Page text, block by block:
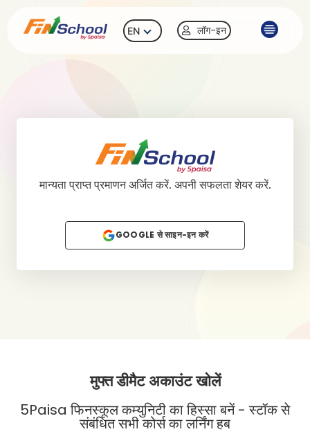
EN लॉग-इन
मान्यता प्राप्त प्रमाणन अर्जित करें. अपनी सफलता शेयर करें.
GOOGLE से साइन-इन करें
मुफ्त डीमैट अकाउंट खोलें
5Paisa फिनस्कूल कम्युनिटी का हिस्सा बनें - स्टॉक से
संबंधित सभी कोर्स का लर्निंग हब